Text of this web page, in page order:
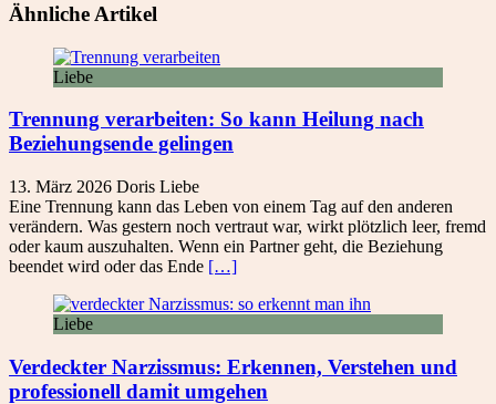
Ähnliche Artikel
Liebe
Trennung verarbeiten: So kann Heilung nach
Beziehungsende gelingen
13. März 2026 Doris Liebe
Eine Trennung kann das Leben von einem Tag auf den anderen
verändern. Was gestern noch vertraut war, wirkt plötzlich leer, fremd
oder kaum auszuhalten. Wenn ein Partner geht, die Beziehung
beendet wird oder das Ende […]
Liebe
Verdeckter Narzissmus: Erkennen, Verstehen und
professionell damit umgehen